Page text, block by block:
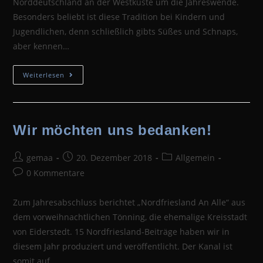
Besonders beliebt ist diese Tradition bei Kindern und
Jugendlichen, denn schließlich gibts Süßes und Schnaps,
aber kennen…
Weiterlesen Rummelpottlaufen
Wir möchten uns bedanken!
Beitrags-
Autor:
gemaa
Beitrag
veröffentlicht:
20. Dezember 2018
Beitrags-
Allgemein
Beitrags-
0 Kommentare
Zum Jahresabschluss berichtet „Nordfriesland An Alle“ aus
dem vorweihnachtlichen Tönning, die ehemalige Kreisstadt
von Eiderstedt. 15 Nordfriesland-Beiträge haben wir in
diesem Jahr produziert und veröffentlicht. Der Kanal ist